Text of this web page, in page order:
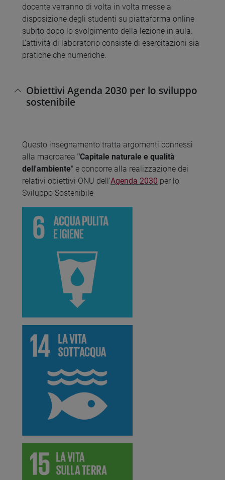
docente verranno di volta in volta messe a
disposizione degli studenti su piattaforma online
subito dopo lo svolgimento della lezione in aula.
L'attività di laboratorio consiste di esercitazioni sia
pratiche che numeriche.
Obiettivi Agenda 2030 per lo sviluppo
sostenibile
Questo insegnamento tratta argomenti connessi
alla macroarea "Capitale naturale e qualità
dell'ambiente" e concorre alla realizzazione dei
relativi obiettivi ONU dell'Agenda 2030 per lo
Sviluppo Sostenibile